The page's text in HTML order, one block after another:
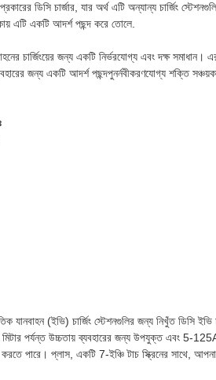
ডিসি চার্জার, যার অর্থ এটি অন্যান্য চার্জিং
এটি একটি আদর্শ পছন্দ করে তোলে.
চার্জিংয়ের জন্য একটি নির্ভরযোগ্য এবং দক্ষ সমাধান।
জন্য একটি আদর্শ পছন্দপুনর্নবীকরণযোগ্য শক্তি
যানবাহন (ইভি) চার্জিং স্টেশনগুলির জন্য নিখুঁত ডিসি ইভি
মিটার পর্যন্ত উচ্চতায় ব্যবহারের জন্য উপযুক্ত এবং
পারে। প্লাস, একটি 7-ইঞ্চি টাচ স্ক্রিনের সাথে,